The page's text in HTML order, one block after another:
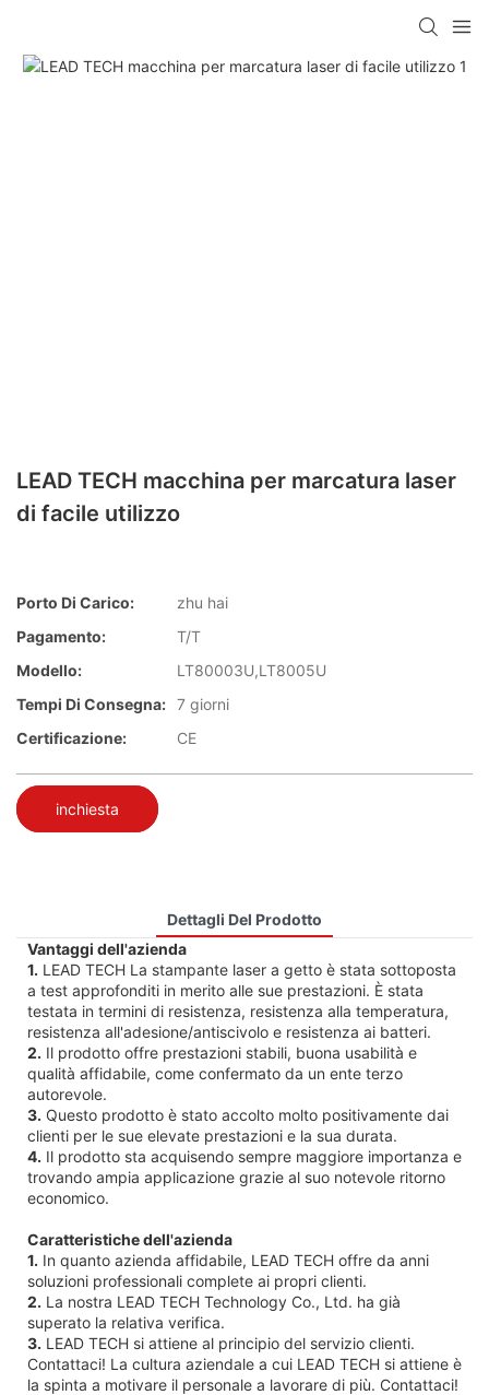
LEAD TECH macchina per marcatura laser
di facile utilizzo
Porto Di Carico:
zhu hai
Pagamento:
T/T
Modello:
LT80003U,LT8005U
Tempi Di Consegna: 7 giorni
Certificazione:
CE
inchiesta
Dettagli Del Prodotto
Vantaggi dell'azienda
1. LEAD TECH La stampante laser a getto è stata sottoposta
a test approfonditi in merito alle sue prestazioni. È stata
testata in termini di resistenza, resistenza alla temperatura,
resistenza all'adesione/antiscivolo e resistenza ai batteri.
2. Il prodotto offre prestazioni stabili, buona usabilità e
qualità affidabile, come confermato da un ente terzo
autorevole.
3. Questo prodotto è stato accolto molto positivamente dai
clienti per le sue elevate prestazioni e la sua durata.
4. Il prodotto sta acquisendo sempre maggiore importanza e
trovando ampia applicazione grazie al suo notevole ritorno
economico.
Caratteristiche dell'azienda
1. In quanto azienda affidabile, LEAD TECH offre da anni
soluzioni professionali complete ai propri clienti.
2. La nostra LEAD TECH Technology Co., Ltd. ha già
superato la relativa verifica.
3. LEAD TECH si attiene al principio del servizio clienti.
Contattaci! La cultura aziendale a cui LEAD TECH si attiene è
la spinta a motivare il personale a lavorare di più. Contattaci!